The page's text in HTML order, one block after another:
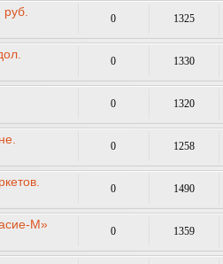
0 1325
0 1330
0 1320
0 1258
0 1490
М» 0 1359